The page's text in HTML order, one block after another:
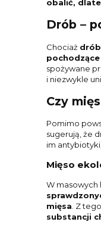
Cena
obalić,
Drób –
Chociaż
spożywane
i niezwykle
Czy
Pomimo
sugerują, że
im
Mięso
W masowych
mięsa. Z
substancji